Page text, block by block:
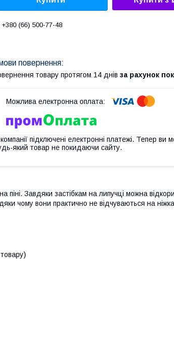
+380 (66) 500-77-48
товару протягом 14 днів за рахунок
підключені електронні платежі. Тепер ви
який товар не покидаючи сайту.
піні. Завдяки застібкам на липучці можна
чому вони практично не відчуваються на